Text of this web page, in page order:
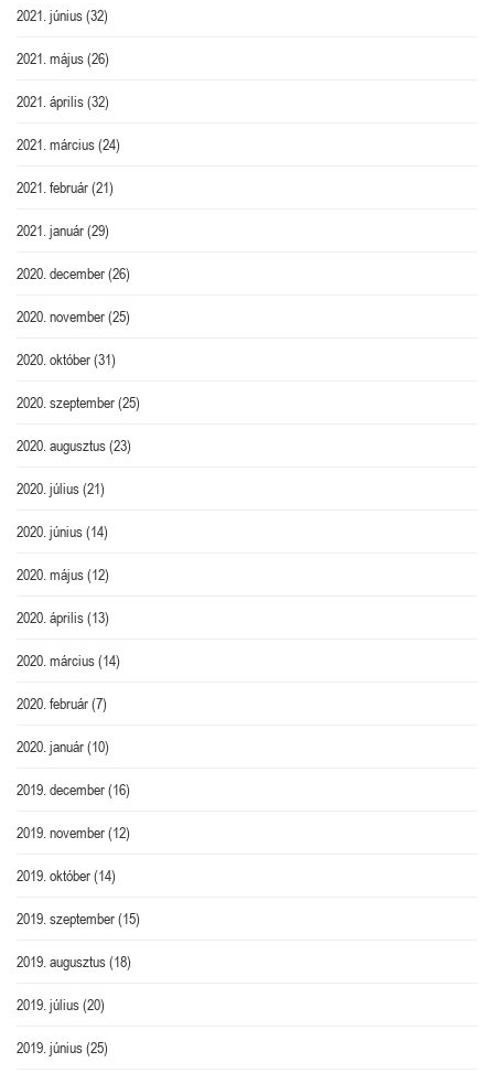
2021. június(32)
2021. május(26)
2021. április(32)
2021. március(24)
2021. február(21)
2021. január(29)
2020. december(26)
2020. november(25)
2020. október(31)
2020. szeptember(25)
2020. augusztus(23)
2020. július(21)
2020. június(14)
2020. május(12)
2020. április(13)
2020. március(14)
2020. február(7)
2020. január(10)
2019. december(16)
2019. november(12)
2019. október(14)
2019. szeptember(15)
2019. augusztus(18)
2019. július(20)
2019. június(25)